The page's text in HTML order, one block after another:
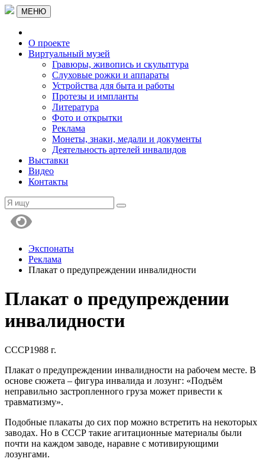
МЕНЮ
О проекте
Виртуальный музей
Гравюры, живопись и скульптура
Слуховые рожки и аппараты
Устройства для быта и работы
Протезы и импланты
Литература
Фото и открытки
Реклама
Монеты, знаки, медали и документы
Деятельность артелей инвалидов
Выставки
Видео
Контакты
Экспонаты
Реклама
Плакат о предупреждении инвалидности
Плакат о предупреждении
инвалидности
СССР1988 г.
Плакат о предупреждении инвалидности на рабочем месте. В
основе сюжета – фигура инвалида и лозунг: «Подъём
неправильно застропленного груза может привести к
травматизму».
Подобные плакаты до сих пор можно встретить на некоторых
заводах. Но в СССР такие агитационные материалы были
почти на каждом заводе, наравне с мотивирующими
лозунгами.